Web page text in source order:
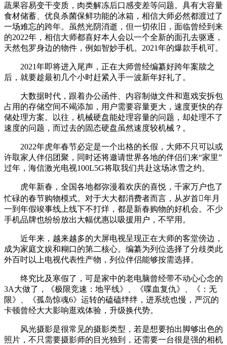
蔬果容易变干变质，肉类解冻后口感变差等问题。具有大容量
食材储蓄、优良杀菌保鲜功能的冰箱，相信大师必然都渡过了
一场难忘的跨年。虽然光阴消逝，但一切依旧，面临曾经到来
的2022年，相信大师都喜好本人会以一个全新的面孔去驱逐，
天然包罗身边的物件，例如智妙手机。2021年的爆款手机可。
2021年即将进入尾声，正在大师曾经编纂好跨年案牍之
后，就要趁最初几个小时赶紧入手一波新年好礼了。
大数据时代，跟着办公函件、内容制做文件和逛戏安拆包
占用的存储空间不竭添加，用户需要容量更大，速度更快的存
储处理方案。以往，机械硬盘能处理容量的问题，却处理不了
速度的问题，而过去的固态硬盘虽然速度较机械？。
2022年虎年春节必定是一个出格的长假，大师不只可以或
许取家人伴侣团聚，同时还将邀请世界各地的伴侣们来“家里”
过年，海信激光电视100L5G将取我们共赴这场冰雪之约。
虎年新春，全国各地都弥漫着欢庆的喜悦，千家万户也了
忙碌的春节购物模式。对于大大都消费者而言，从岁首年月
一到年假竣事线上线下不打烊，都是新春购物的好机会。不少
手机品牌也纷纷放出大幅优惠以吸援用户，不罕用。
近年来，越来越多的大屏电视呈现正在大师的客堂傍边，
成为家庭文娱和糊口的第二核心。编纂为列位选择了分歧类此
外百吋以上电视代表性产物，列位伴侣能够按需选择。
终究比及寒假了，可是家中的老电脑曾经带不动心心念的
3A大做了，《极限竞速：地平线》、《喋血复仇》、《：无
限》、《孤岛惊魂6》运转的磕磕绊绊，进系统也慢，严沉的
卡顿曾经大大影响逛戏体验，升级换代势。
风光摄影是很常见的摄影类型，若是想要拍出脚够出色的
照片，不只需要摄影师的目光独到，还需要一台很是强的相机